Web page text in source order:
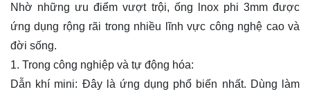
Nhờ những ưu điểm vượt trội, ống lnox phi 3mm được
ứng dụng rộng rãi trong nhiều lĩnh vực công nghệ cao và
đời sống.
1. Trong công nghiệp và tự động hóa:
Dẫn khí mini: Đây là ứng dụng phổ biến nhất. Dùng làm